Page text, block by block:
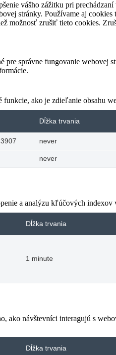
vášho zážitku pri
stránky. Používame aj
možnosť zrušiť tieto cookies.
pre správne fungovanie webovej
ako je zdieľanie obsahu
Dĺžka trvania
never
never
a analýzu kľúčových
Dĺžka trvania
1 minute
ako návštevníci interagujú s
Dĺžka trvania